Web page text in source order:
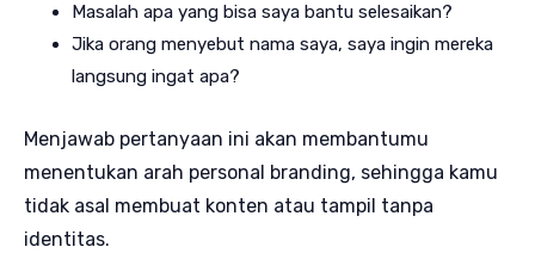
Masalah apa yang bisa saya bantu selesaikan?
Jika orang menyebut nama saya, saya ingin mereka
langsung ingat apa?
Menjawab pertanyaan ini akan membantumu
menentukan arah personal branding, sehingga kamu
tidak asal membuat konten atau tampil tanpa
identitas.